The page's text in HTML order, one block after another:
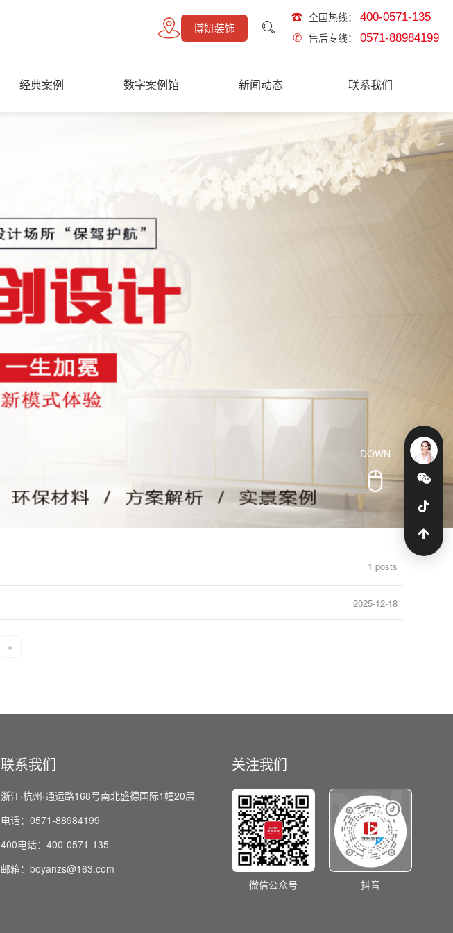
博妍装饰
☎ 全国热线： 400-0571-135
✆ 售后专线： 0571-88984199
经典案例 数字案例馆 新闻动态 联系我们
DOWN
1 posts
2025-12-18
»
联系我们
浙江·杭州·通运路168号南北盛德国际1幢20层
电话：0571-88984199
400电话：400-0571-135
邮箱：boyanzs@163.com
关注我们
微信公众号 抖音